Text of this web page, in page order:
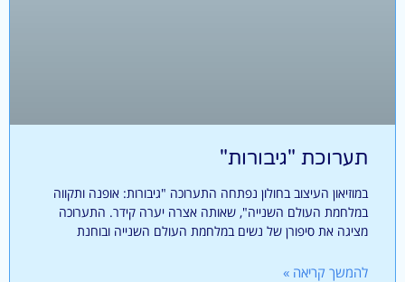
תערוכת "גיבורות"
במוזיאון העיצוב בחולון נפתחה התערוכה "גיבורות: אופנה ותקווה
במלחמת העולם השנייה", שאותה אצרה יערה קידר. התערוכה
מציגה את סיפורן של נשים במלחמת העולם השנייה ובוחנת
להמשך קריאה »